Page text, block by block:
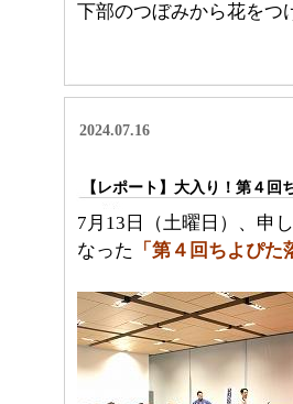
下部のつぼみから花をつ
2024.07.16
【レポート】大入り！第４回
7月13日（土曜日）、申
なった
「第４回ちよぴた